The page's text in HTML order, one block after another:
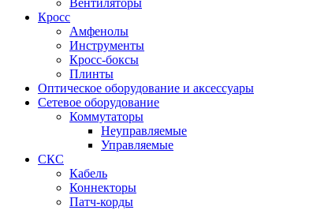
Вентиляторы
Кросс
Амфенолы
Инструменты
Кросс-боксы
Плинты
Оптическое оборудование и аксессуары
Сетевое оборудование
Коммутаторы
Неуправляемые
Управляемые
СКС
Кабель
Коннекторы
Патч-корды